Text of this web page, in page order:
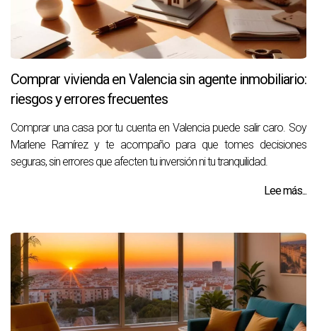
Comprar vivienda en Valencia sin agente inmobiliario:
riesgos y errores frecuentes
Comprar una casa por tu cuenta en Valencia puede salir caro. Soy
Marlene Ramírez y te acompaño para que tomes decisiones
seguras, sin errores que afecten tu inversión ni tu tranquilidad.
Lee más...